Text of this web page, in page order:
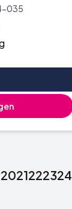
035
2021222324